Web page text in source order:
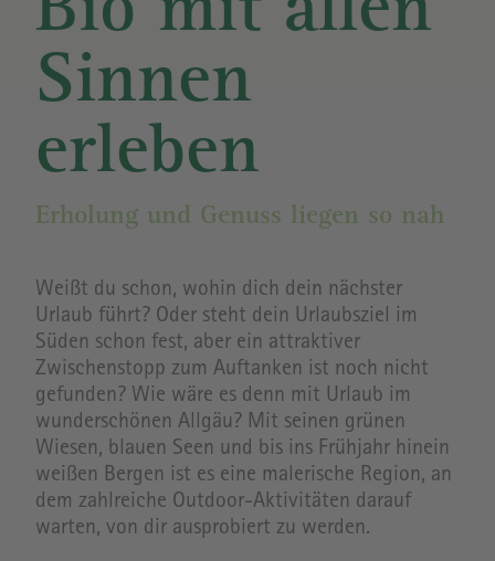
Bio mit allen
Sinnen
erleben
Erholung und Genuss liegen so nah
Weißt du schon, wohin dich dein nächster
Urlaub führt? Oder steht dein Urlaubsziel im
Süden schon fest, aber ein attraktiver
Zwischenstopp zum Auftanken ist noch nicht
gefunden? Wie wäre es denn mit Urlaub im
wunderschönen Allgäu? Mit seinen grünen
Wiesen, blauen Seen und bis ins Frühjahr hinein
weißen Bergen ist es eine malerische Region, an
dem zahlreiche Outdoor-Aktivitäten darauf
warten, von dir ausprobiert zu werden.